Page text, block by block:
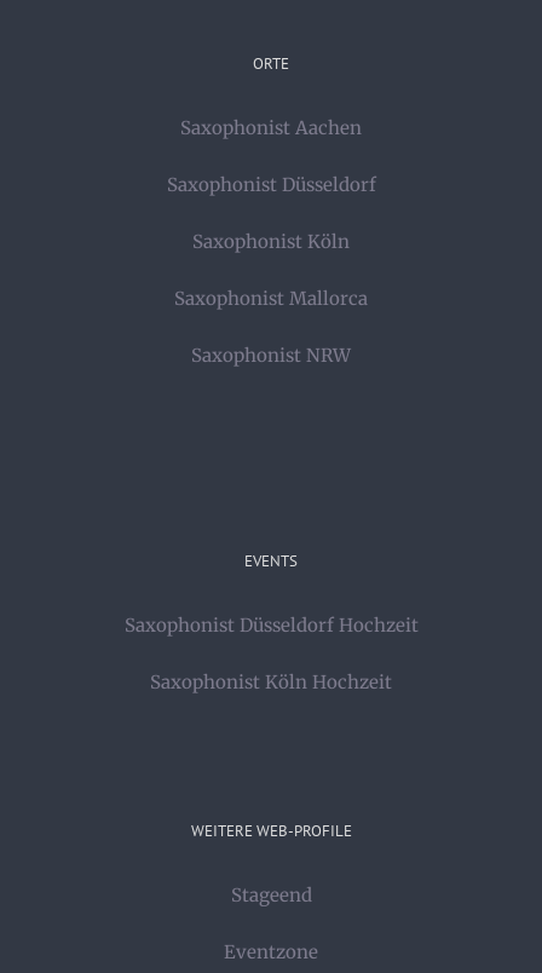
ORTE
Saxophonist Aachen
Saxophonist Düsseldorf
Saxophonist Köln
Saxophonist Mallorca
Saxophonist NRW
EVENTS
Saxophonist Düsseldorf Hochzeit
Saxophonist Köln Hochzeit
WEITERE WEB-PROFILE
Stageend
Eventzone